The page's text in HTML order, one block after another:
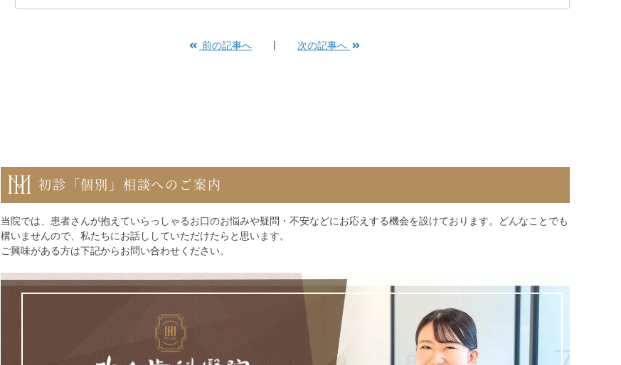
前の記事へ 次の記事へ
初診「個別」相談へのご案内
当院では、患者さんが抱えていらっしゃるお口のお悩みや疑問・不安などにお応えする機会を設けております。どんなことでも
構いませんので、私たちにお話ししていただけたらと思います。
ご興味がある方は下記からお問い合わせください。